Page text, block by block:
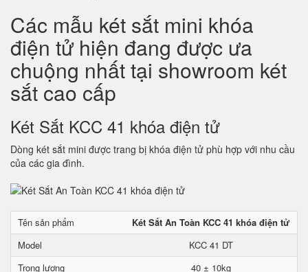
Các mẫu két sắt mini khóa
điện tử hiện đang được ưa
chuộng nhất tại showroom két
sắt cao cấp
Két Sắt KCC 41 khóa điện tử
Dòng két sắt mini được trang bị khóa điện tử phù hợp với nhu cầu
của các gia đình.
Tên sản phẩm
Két Sắt An Toàn KCC 41 khóa điện tử
Model
KCC 41 DT
Trọng lượng
40 ± 10kg